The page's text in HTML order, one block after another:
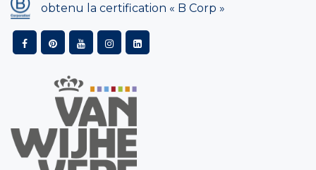
obtenu la certification « B Corp »